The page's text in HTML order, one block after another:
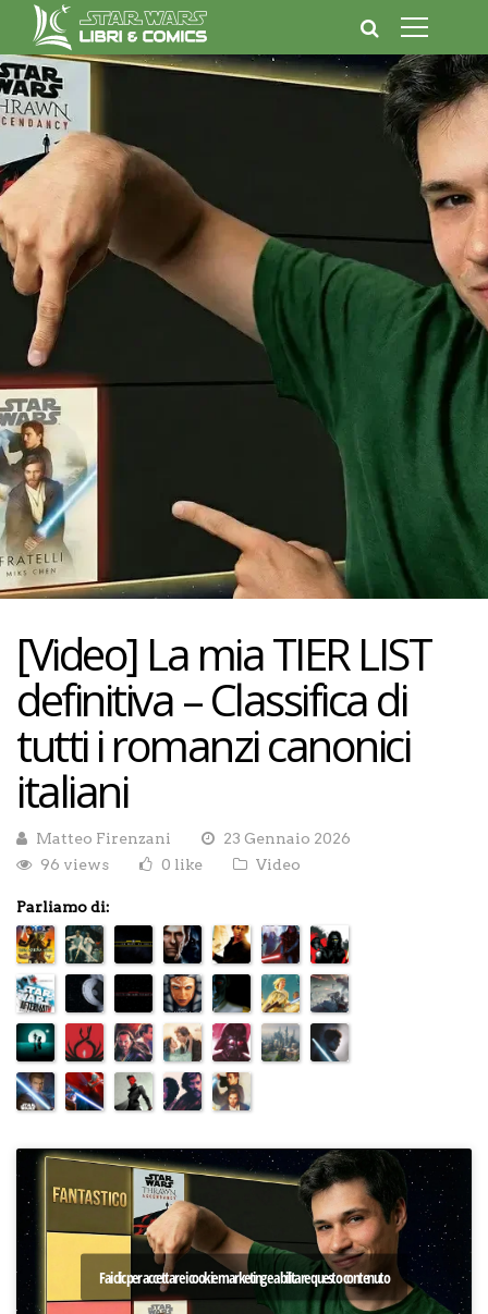
[Video] La mia TIER LIST
definitiva – Classifica di
tutti i romanzi canonici
italiani
Matteo Firenzani
23 Gennaio 2026
96 views
0 like Video
Parliamo di:
Fai clic per accettare i cookie marketing e abilitare questo contenuto